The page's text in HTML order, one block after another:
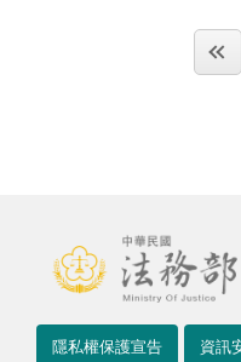
隱私權保護宣告 資訊